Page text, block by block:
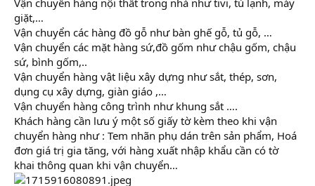
giặt,…
Vận chuyển các hàng đồ gỗ như bàn ghế gỗ, tủ gỗ, …
Vận chuyển các mặt hàng sứ,đồ gốm như chậu gốm, chậu
sứ, bình gốm,..
Vận chuyển hàng vật liệu xây dựng như sắt, thép, sơn,
dụng cụ xây dựng, giàn giáo ,…
Vận chuyển hàng công trình như khung sắt ….
Khách hàng cần lưu ý một số giấy tờ kèm theo khi vận
chuyển hàng như : Tem nhãn phụ dán trên sản phẩm, Hoá
đơn giá trị gia tăng, với hàng xuất nhập khẩu cần có tờ
khai thông quan khi vận chuyển…